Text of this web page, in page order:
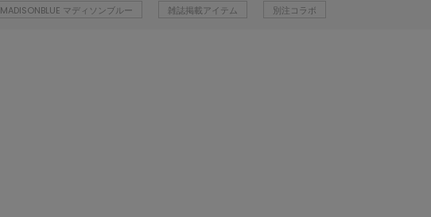
MADISONBLUE マディソンブルー 雑誌掲載アイテム 別注コラボ